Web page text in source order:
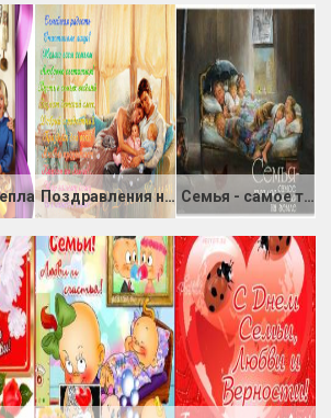
Поздравления на открытке с днем семьи Семья - самое теплое место на земле